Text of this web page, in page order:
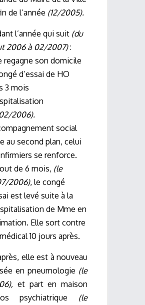
de l’année (12/2005).
l’année qui suit (du
2006 à 02/2007):
regagne son domicile
d’essai de HO
3 mois
2006).
social
au second plan, celui
se renforce.
de 6 mois, (le
2006), le congé
est levé suite à la
de Mme en
Elle sort contre
10 jours après.
elle est à nouveau
en pneumologie (le
et part en maison
psychiatrique (le